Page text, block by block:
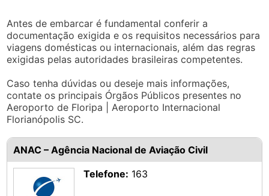
Antes de embarcar é fundamental conferir a
documentação exigida e os requisitos necessários para
viagens domésticas ou internacionais, além das regras
exigidas pelas autoridades brasileiras competentes.
Caso tenha dúvidas ou deseje mais informações,
contate os principais Órgãos Públicos presentes no
Aeroporto de Floripa | Aeroporto Internacional
Florianópolis SC.
ANAC – Agência Nacional de Aviação Civil
Telefone: 163